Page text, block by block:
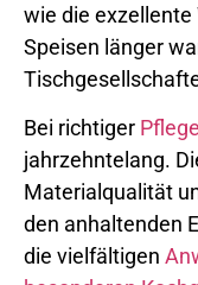
wie die
Speisen länger
Bei richtiger Pflege
jahrzehntelang.
Materialqualität
den anhaltenden
die vielfältigen